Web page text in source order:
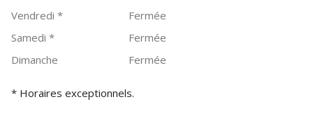
Vendredi *
Fermée
Samedi *
Fermée
Dimanche
Fermée
* Horaires exceptionnels.